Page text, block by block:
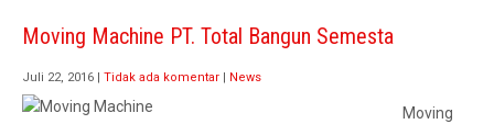
Moving Machine PT. Total Bangun Semesta
Juli 22, 2016 Tidak ada komentar News
Moving